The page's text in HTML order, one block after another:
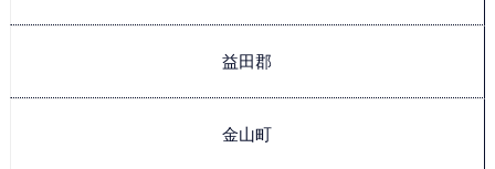
益田郡
金山町